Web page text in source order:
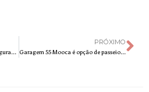
Os 7 elementos que garantem a segurança psicológica no ambiente de trabalho
PRÓXIMO
Garagem 55 Mooca é opção de passeio para fugir do agito dos blocos de Carnaval